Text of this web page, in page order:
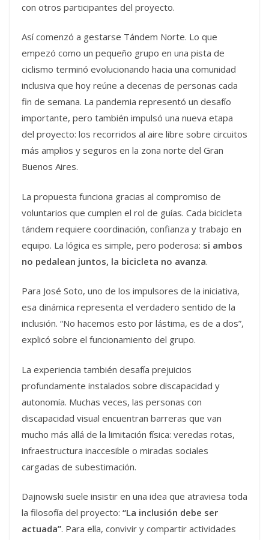
con otros participantes del proyecto.
Así comenzó a gestarse Tándem Norte. Lo que
empezó como un pequeño grupo en una pista de
ciclismo terminó evolucionando hacia una comunidad
inclusiva que hoy reúne a decenas de personas cada
fin de semana. La pandemia representó un desafío
importante, pero también impulsó una nueva etapa
del proyecto: los recorridos al aire libre sobre circuitos
más amplios y seguros en la zona norte del Gran
Buenos Aires.
La propuesta funciona gracias al compromiso de
voluntarios que cumplen el rol de guías. Cada bicicleta
tándem requiere coordinación, confianza y trabajo en
equipo. La lógica es simple, pero poderosa: si ambos
no pedalean juntos, la bicicleta no avanza.
Para José Soto, uno de los impulsores de la iniciativa,
esa dinámica representa el verdadero sentido de la
inclusión. “No hacemos esto por lástima, es de a dos”,
explicó sobre el funcionamiento del grupo.
La experiencia también desafía prejuicios
profundamente instalados sobre discapacidad y
autonomía. Muchas veces, las personas con
discapacidad visual encuentran barreras que van
mucho más allá de la limitación física: veredas rotas,
infraestructura inaccesible o miradas sociales
cargadas de subestimación.
Dajnowski suele insistir en una idea que atraviesa toda
la filosofía del proyecto: “La inclusión debe ser
actuada”. Para ella, convivir y compartir actividades